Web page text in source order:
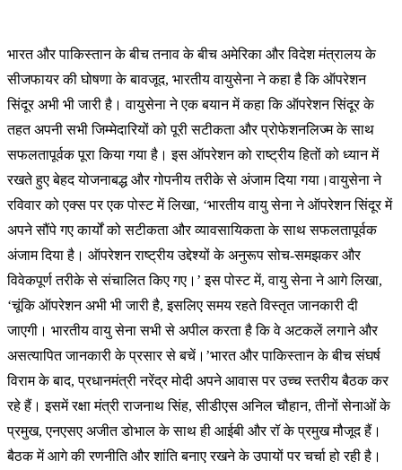
भारत और पाकिस्तान के बीच तनाव के बीच अमेरिका और विदेश मंत्रालय के
सीजफायर की घोषणा के बावजूद, भारतीय वायुसेना ने कहा है कि ऑपरेशन
सिंदूर अभी भी जारी है। वायुसेना ने एक बयान में कहा कि ऑपरेशन सिंदूर के
तहत अपनी सभी जिम्मेदारियों को पूरी सटीकता और प्रोफेशनलिज्म के साथ
सफलतापूर्वक पूरा किया गया है। इस ऑपरेशन को राष्ट्रीय हितों को ध्यान में
रखते हुए बेहद योजनाबद्ध और गोपनीय तरीके से अंजाम दिया गया।वायुसेना ने
रविवार को एक्स पर एक पोस्ट में लिखा, ‘भारतीय वायु सेना ने ऑपरेशन सिंदूर में
अपने सौंपे गए कार्यों को सटीकता और व्यावसायिकता के साथ सफलतापूर्वक
अंजाम दिया है। ऑपरेशन राष्ट्रीय उद्देश्यों के अनुरूप सोच-समझकर और
विवेकपूर्ण तरीके से संचालित किए गए।’ इस पोस्ट में, वायु सेना ने आगे लिखा,
‘चूंकि ऑपरेशन अभी भी जारी है, इसलिए समय रहते विस्तृत जानकारी दी
जाएगी। भारतीय वायु सेना सभी से अपील करता है कि वे अटकलें लगाने और
असत्यापित जानकारी के प्रसार से बचें।’भारत और पाकिस्तान के बीच संघर्ष
विराम के बाद, प्रधानमंत्री नरेंद्र मोदी अपने आवास पर उच्च स्तरीय बैठक कर
रहे हैं। इसमें रक्षा मंत्री राजनाथ सिंह, सीडीएस अनिल चौहान, तीनों सेनाओं के
प्रमुख, एनएसए अजीत डोभाल के साथ ही आईबी और रॉ के प्रमुख मौजूद हैं।
बैठक में आगे की रणनीति और शांति बनाए रखने के उपायों पर चर्चा हो रही है।